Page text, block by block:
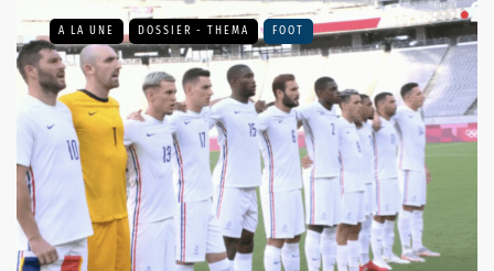
A LA UNE DOSSIER - THEMA FOOT